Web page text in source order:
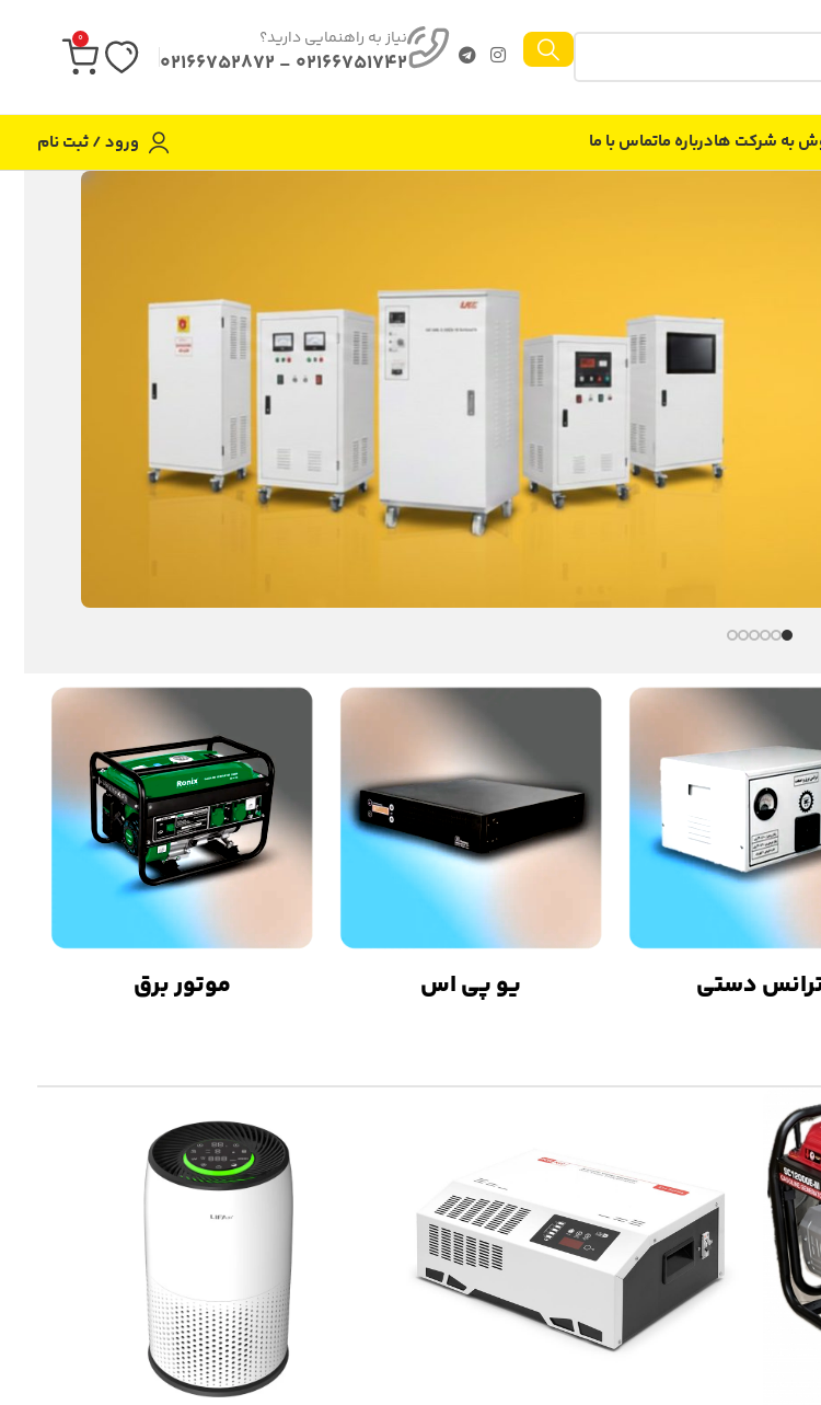
نیاز به راهنمایی دارید؟
02166751742 - 02166752872
0
به شركت هادرباره ماتماس با ما ورود / ثبت نام
دستی یو پی اس موتور برق